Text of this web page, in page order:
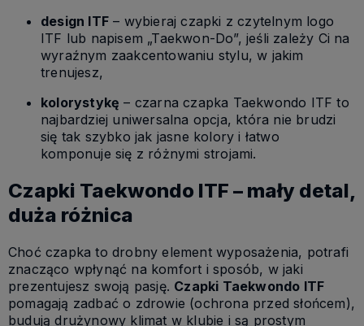
design ITF – wybieraj czapki z czytelnym logo
ITF lub napisem „Taekwon-Do”, jeśli zależy Ci na
wyraźnym zaakcentowaniu stylu, w jakim
trenujesz,
kolorystykę – czarna czapka Taekwondo ITF to
najbardziej uniwersalna opcja, która nie brudzi
się tak szybko jak jasne kolory i łatwo
komponuje się z różnymi strojami.
Czapki Taekwondo ITF – mały detal,
duża różnica
Choć czapka to drobny element wyposażenia, potrafi
znacząco wpłynąć na komfort i sposób, w jaki
prezentujesz swoją pasję. Czapki Taekwondo ITF
pomagają zadbać o zdrowie (ochrona przed słońcem),
budują drużynowy klimat w klubie i są prostym